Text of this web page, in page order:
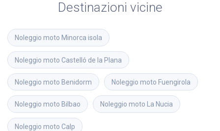
Destinazioni vicine
Noleggio moto Minorca isola
Noleggio moto Castelló de la Plana
Noleggio moto Benidorm Noleggio moto Fuengirola
Noleggio moto Bilbao Noleggio moto La Nucia
Noleggio moto Calp